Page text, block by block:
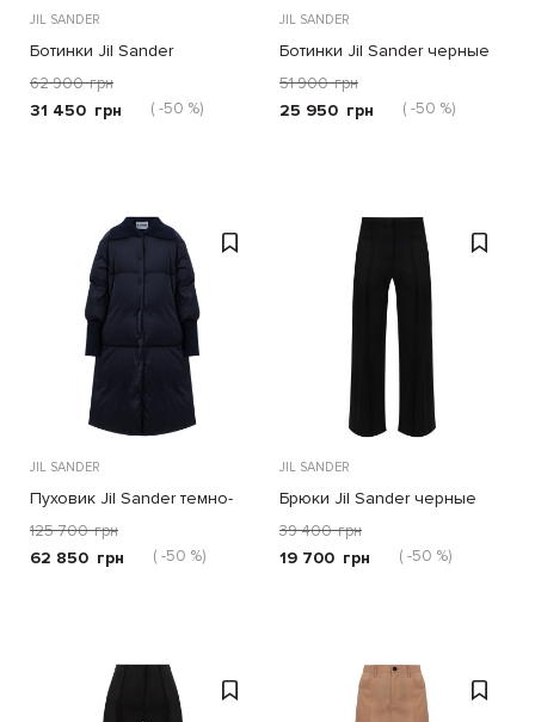
JIL SANDER
Ботинки Jil Sander
молочные
62 900 грн
31 450 грн ( -50 %)
JIL SANDER
Ботинки Jil Sander черные
51 900 грн
25 950 грн ( -50 %)
JIL SANDER
Пуховик Jil Sander темно-
синий
125 700 грн
62 850 грн ( -50 %)
JIL SANDER
Брюки Jil Sander черные
39 400 грн
19 700 грн ( -50 %)